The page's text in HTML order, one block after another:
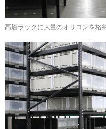
高層ラックに大量のオリコンを格